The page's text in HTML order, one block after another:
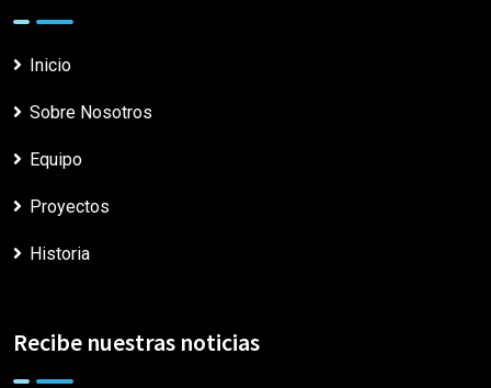
Inicio
Sobre Nosotros
Equipo
Proyectos
Historia
Recibe nuestras noticias